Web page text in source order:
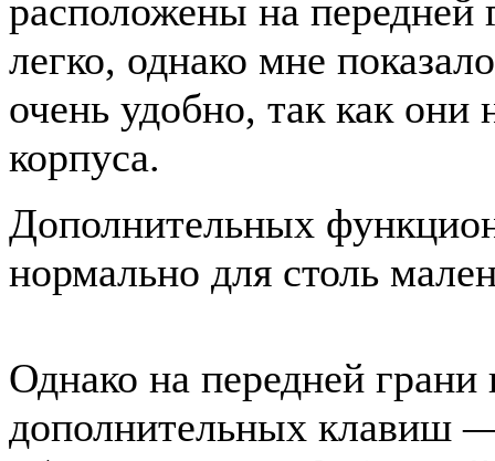
расположены на
легко, однако мне
очень удобно, так как они
корпуса.
Дополнительных
нормально для столь
Однако на передней грани
дополнительных клавиш